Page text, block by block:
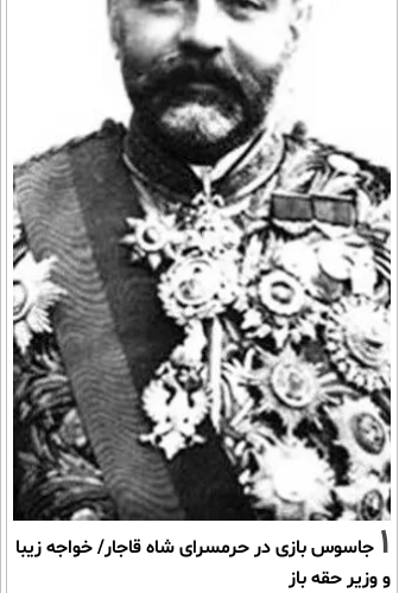
1 جاسوس بازی در حرمسرای شاه قاجار/ خواجه زیبا
و وزیر حقه باز